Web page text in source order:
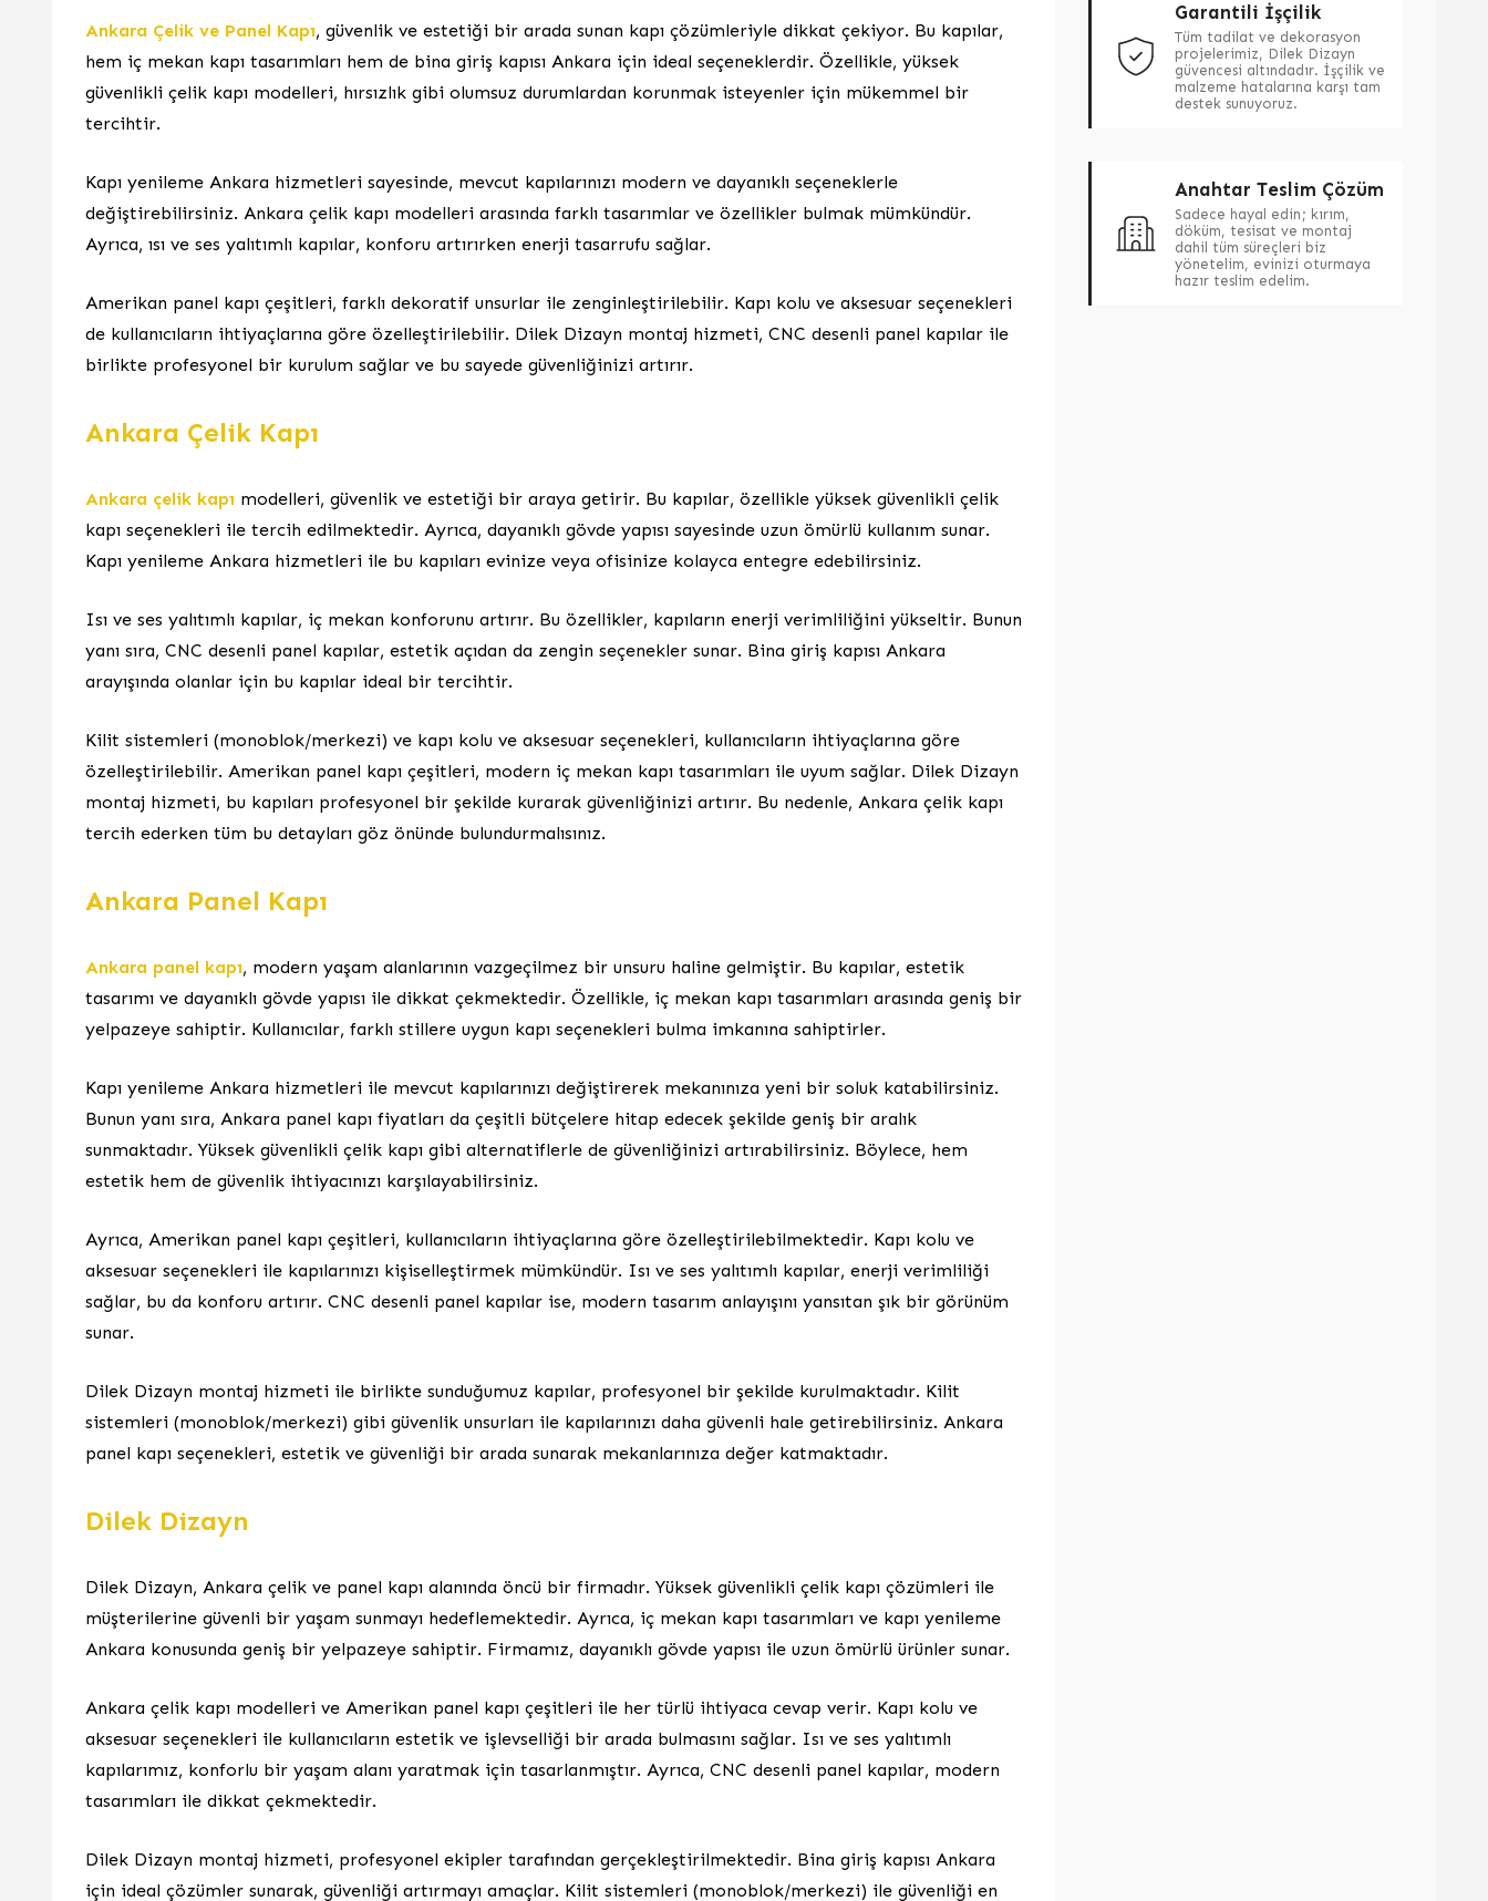
Ankara Çelik ve Panel Kapı, güvenlik ve estetiği bir arada sunan kapı çözümleriyle dikkat çekiyor. Bu kapılar,
hem iç mekan kapı tasarımları hem de bina giriş kapısı Ankara için ideal seçeneklerdir. Özellikle, yüksek
güvenlikli çelik kapı modelleri, hırsızlık gibi olumsuz durumlardan korunmak isteyenler için mükemmel bir
tercihtir.
Kapı yenileme Ankara hizmetleri sayesinde, mevcut kapılarınızı modern ve dayanıklı seçeneklerle
değiştirebilirsiniz. Ankara çelik kapı modelleri arasında farklı tasarımlar ve özellikler bulmak mümkündür.
Ayrıca, ısı ve ses yalıtımlı kapılar, konforu artırırken enerji tasarrufu sağlar.
Amerikan panel kapı çeşitleri, farklı dekoratif unsurlar ile zenginleştirilebilir. Kapı kolu ve aksesuar seçenekleri
de kullanıcıların ihtiyaçlarına göre özelleştirilebilir. Dilek Dizayn montaj hizmeti, CNC desenli panel kapılar ile
birlikte profesyonel bir kurulum sağlar ve bu sayede güvenliğinizi artırır.
Ankara Çelik Kapı
Ankara çelik kapı modelleri, güvenlik ve estetiği bir araya getirir. Bu kapılar, özellikle yüksek güvenlikli çelik
kapı seçenekleri ile tercih edilmektedir. Ayrıca, dayanıklı gövde yapısı sayesinde uzun ömürlü kullanım sunar.
Kapı yenileme Ankara hizmetleri ile bu kapıları evinize veya ofisinize kolayca entegre edebilirsiniz.
Isı ve ses yalıtımlı kapılar, iç mekan konforunu artırır. Bu özellikler, kapıların enerji verimliliğini yükseltir. Bunun
yanı sıra, CNC desenli panel kapılar, estetik açıdan da zengin seçenekler sunar. Bina giriş kapısı Ankara
arayışında olanlar için bu kapılar ideal bir tercihtir.
Kilit sistemleri (monoblok/merkezi) ve kapı kolu ve aksesuar seçenekleri, kullanıcıların ihtiyaçlarına göre
özelleştirilebilir. Amerikan panel kapı çeşitleri, modern iç mekan kapı tasarımları ile uyum sağlar. Dilek Dizayn
montaj hizmeti, bu kapıları profesyonel bir şekilde kurarak güvenliğinizi artırır. Bu nedenle, Ankara çelik kapı
tercih ederken tüm bu detayları göz önünde bulundurmalısınız.
Ankara Panel Kapı
Ankara panel kapı, modern yaşam alanlarının vazgeçilmez bir unsuru haline gelmiştir. Bu kapılar, estetik
tasarımı ve dayanıklı gövde yapısı ile dikkat çekmektedir. Özellikle, iç mekan kapı tasarımları arasında geniş bir
yelpazeye sahiptir. Kullanıcılar, farklı stillere uygun kapı seçenekleri bulma imkanına sahiptirler.
Kapı yenileme Ankara hizmetleri ile mevcut kapılarınızı değiştirerek mekanınıza yeni bir soluk katabilirsiniz.
Bunun yanı sıra, Ankara panel kapı fiyatları da çeşitli bütçelere hitap edecek şekilde geniş bir aralık
sunmaktadır. Yüksek güvenlikli çelik kapı gibi alternatiflerle de güvenliğinizi artırabilirsiniz. Böylece, hem
estetik hem de güvenlik ihtiyacınızı karşılayabilirsiniz.
Ayrıca, Amerikan panel kapı çeşitleri, kullanıcıların ihtiyaçlarına göre özelleştirilebilmektedir. Kapı kolu ve
aksesuar seçenekleri ile kapılarınızı kişiselleştirmek mümkündür. Isı ve ses yalıtımlı kapılar, enerji verimliliği
sağlar, bu da konforu artırır. CNC desenli panel kapılar ise, modern tasarım anlayışını yansıtan şık bir görünüm
sunar.
Dilek Dizayn montaj hizmeti ile birlikte sunduğumuz kapılar, profesyonel bir şekilde kurulmaktadır. Kilit
sistemleri (monoblok/merkezi) gibi güvenlik unsurları ile kapılarınızı daha güvenli hale getirebilirsiniz. Ankara
panel kapı seçenekleri, estetik ve güvenliği bir arada sunarak mekanlarınıza değer katmaktadır.
Dilek Dizayn
Dilek Dizayn, Ankara çelik ve panel kapı alanında öncü bir firmadır. Yüksek güvenlikli çelik kapı çözümleri ile
müşterilerine güvenli bir yaşam sunmayı hedeflemektedir. Ayrıca, iç mekan kapı tasarımları ve kapı yenileme
Ankara konusunda geniş bir yelpazeye sahiptir. Firmamız, dayanıklı gövde yapısı ile uzun ömürlü ürünler sunar.
Ankara çelik kapı modelleri ve Amerikan panel kapı çeşitleri ile her türlü ihtiyaca cevap verir. Kapı kolu ve
aksesuar seçenekleri ile kullanıcıların estetik ve işlevselliği bir arada bulmasını sağlar. Isı ve ses yalıtımlı
kapılarımız, konforlu bir yaşam alanı yaratmak için tasarlanmıştır. Ayrıca, CNC desenli panel kapılar, modern
tasarımları ile dikkat çekmektedir.
Dilek Dizayn montaj hizmeti, profesyonel ekipler tarafından gerçekleştirilmektedir. Bina giriş kapısı Ankara
için ideal çözümler sunarak, güvenliği artırmayı amaçlar. Kilit sistemleri (monoblok/merkezi) ile güvenliği en
Garantili İşçilik
Tüm tadilat ve dekorasyon
projelerimiz, Dilek Dizayn
güvencesi altındadır. İşçilik ve
malzeme hatalarına karşı tam
destek sunuyoruz.
Anahtar Teslim Çözüm
Sadece hayal edin; kırım,
döküm, tesisat ve montaj
dahil tüm süreçleri biz
yönetelim, evinizi oturmaya
hazır teslim edelim.